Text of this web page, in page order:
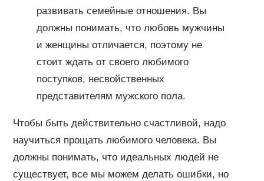
развивать семейные отношения. Вы
должны понимать, что любовь мужчины
и женщины отличается, поэтому не
стоит ждать от своего любимого
поступков, несвойственных
представителям мужского пола.
Чтобы быть действительно счастливой, надо
научиться прощать любимого человека. Вы
должны понимать, что идеальных людей не
существует, все мы можем делать ошибки, но